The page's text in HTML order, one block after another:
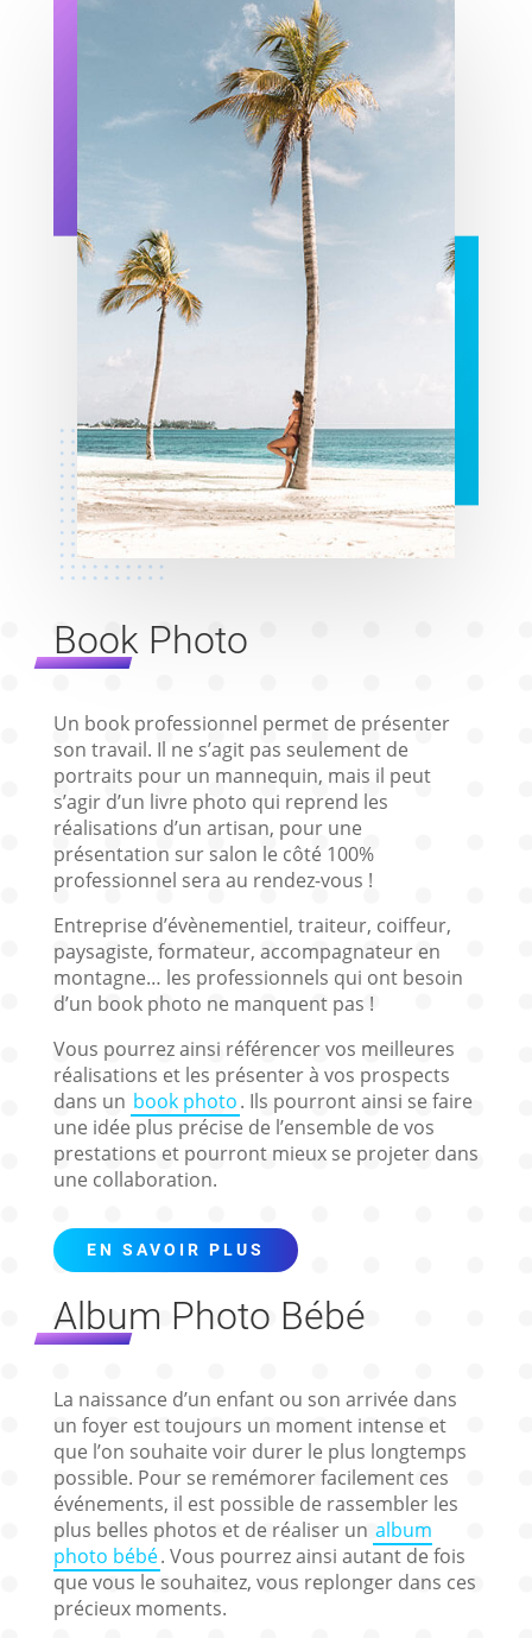
Book Photo
Un book professionnel permet de présenter
son travail. Il ne s’agit pas seulement de
portraits pour un mannequin, mais il peut
s’agir d’un livre photo qui reprend les
réalisations d’un artisan, pour une
présentation sur salon le côté 100%
professionnel sera au rendez-vous !
Entreprise d’évènementiel, traiteur, coiffeur,
paysagiste, formateur, accompagnateur en
montagne… les professionnels qui ont besoin
d’un book photo ne manquent pas !
Vous pourrez ainsi référencer vos meilleures
réalisations et les présenter à vos prospects
dans un book photo. Ils pourront ainsi se faire
une idée plus précise de l’ensemble de vos
prestations et pourront mieux se projeter dans
une collaboration.
EN SAVOIR PLUS
Album Photo Bébé
La naissance d’un enfant ou son arrivée dans
un foyer est toujours un moment intense et
que l’on souhaite voir durer le plus longtemps
possible. Pour se remémorer facilement ces
événements, il est possible de rassembler les
plus belles photos et de réaliser un album
photo bébé. Vous pourrez ainsi autant de fois
que vous le souhaitez, vous replonger dans ces
précieux moments.